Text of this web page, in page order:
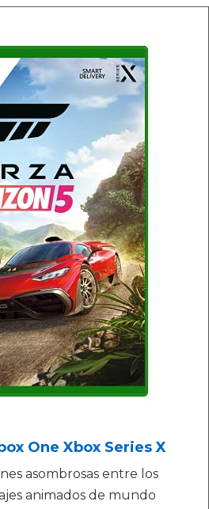
One Xbox Series X
asombrosas entre los
animados de mundo